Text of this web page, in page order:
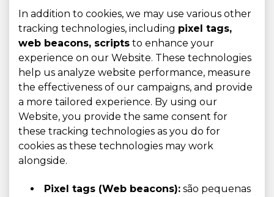
In addition to cookies, we may use various other
tracking technologies, including pixel tags,
web beacons, scripts to enhance your
experience on our Website. These technologies
help us analyze website performance, measure
the effectiveness of our campaigns, and provide
a more tailored experience. By using our
Website, you provide the same consent for
these tracking technologies as you do for
cookies as these technologies may work
alongside.
Pixel tags (Web beacons): são pequenas